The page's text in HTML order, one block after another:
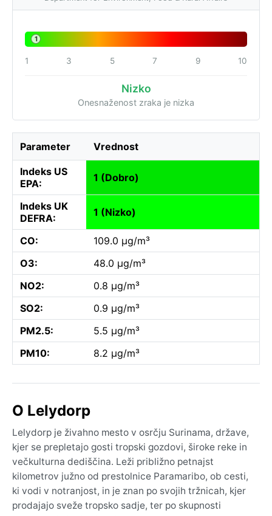
1
1 3 5 7 9 10
Nizko
Onesnaženost zraka je nizka
Parameter Vrednost
Indeks US
EPA:
1 (Dobro)
Indeks UK
DEFRA:
1 (Nizko)
CO:
109.0 µg/m³
O3:
48.0 µg/m³
NO2:
0.8 µg/m³
SO2:
0.9 µg/m³
PM2.5:
5.5 µg/m³
PM10:
8.2 µg/m³
O Lelydorp
Lelydorp je živahno mesto v osrčju Surinama, države,
kjer se prepletajo gosti tropski gozdovi, široke reke in
večkulturna dediščina. Leži približno petnajst
kilometrov južno od prestolnice Paramaribo, ob cesti,
ki vodi v notranjost, in je znan po svojih tržnicah, kjer
prodajajo sveže tropsko sadje, ter po skupnosti